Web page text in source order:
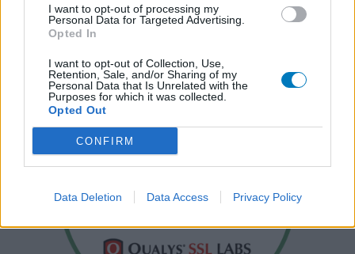
I want to opt-out of processing my
Personal Data for Targeted Advertising.
Opted In
I want to opt-out of Collection, Use,
Retention, Sale, and/or Sharing of my
Personal Data that Is Unrelated with the
Purposes for which it was collected.
Opted Out
CONFIRM
Data Deletion Data Access Privacy Policy